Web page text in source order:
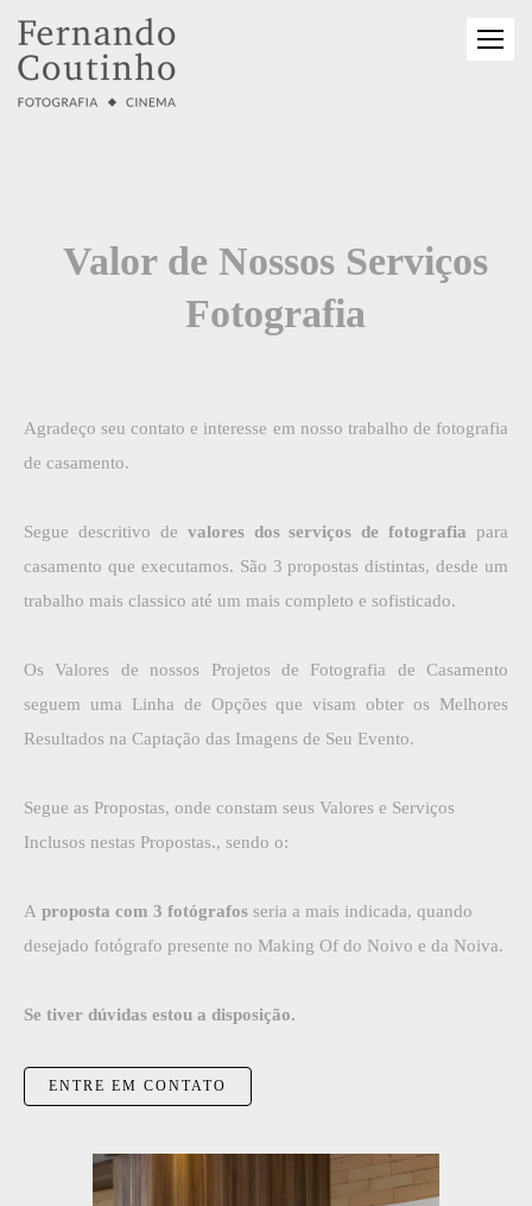
Valor de Nossos Serviços
Fotografia
Agradeço seu contato e interesse em nosso trabalho de fotografia
de casamento.
Segue descritivo de valores dos serviços de fotografia para
casamento que executamos. São 3 propostas distintas, desde um
trabalho mais classico até um mais completo e sofisticado.
Os Valores de nossos Projetos de Fotografia de Casamento
seguem uma Linha de Opções que visam obter os Melhores
Resultados na Captação das Imagens de Seu Evento.
Segue as Propostas, onde constam seus Valores e Serviços
Inclusos nestas Propostas., sendo o:
A proposta com 3 fotógrafos seria a mais indicada, quando
desejado fotógrafo presente no Making Of do Noivo e da Noiva.
Se tiver dúvidas estou a disposição.
ENTRE EM CONTATO